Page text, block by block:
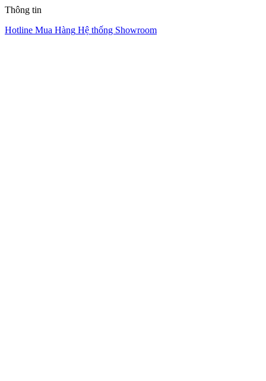
Thông tin
Hotline Mua Hàng Hệ thống Showroom